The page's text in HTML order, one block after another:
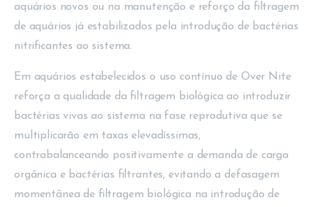
aquários novos ou na manutenção e reforço da filtragem
de aquários já estabilizados pela introdução de bactérias
nitrificantes ao sistema.
Em aquários estabelecidos o uso contínuo de Over Nite
reforça a qualidade da filtragem biológica ao introduzir
bactérias vivas ao sistema na fase reprodutiva que se
multiplicarão em taxas elevadíssimas,
contrabalanceando positivamente a demanda de carga
orgânica e bactérias filtrantes, evitando a defasagem
momentânea de filtragem biológica na introdução de